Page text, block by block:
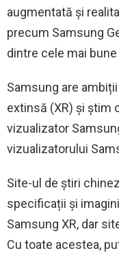
augmentată și
precum Samsung
dintre cele mai
Samsung are
extinsă (XR) și știm
vizualizator
vizualizatorului
Site-ul de știri
specificații și
Samsung XR, dar
Cu toate acestea,